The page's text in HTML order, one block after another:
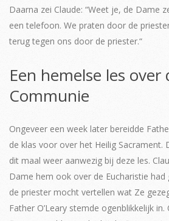
Daarna zei Claude: “Weet je, de Dame
een telefoon. We praten door de
terug tegen ons door de priester.“
Een hemelse les over
Communie
Ongeveer een week later bereidde
de klas voor over het Heilig Sacrament.
dit maal weer aanwezig bij deze les.
Dame hem ook over de Eucharistie
de priester mocht vertellen wat Ze
Father O’Leary stemde ogenblikkelijk in.